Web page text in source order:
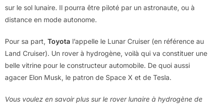
sur le sol lunaire. Il pourra être piloté par un astronaute, ou à
distance en mode autonome.
Pour sa part, Toyota l’appelle le Lunar Cruiser (en référence au
Land Cruiser). Un rover à hydrogène, voilà qui va constituer une
belle vitrine pour le constructeur automobile. De quoi aussi
agacer Elon Musk, le patron de Space X et de Tesla.
Vous voulez en savoir plus sur le rover lunaire à hydrogène de